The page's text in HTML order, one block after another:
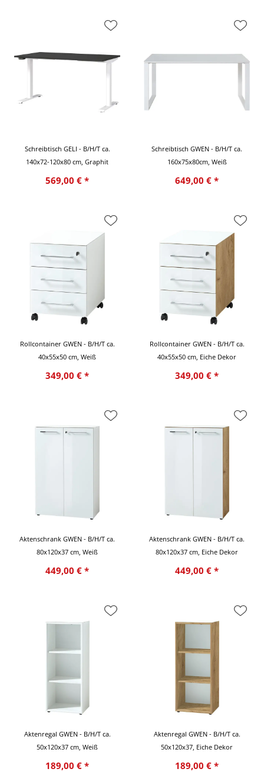
Schreibtisch GELI - B/H/T ca.
140x72-120x80 cm, Graphit
569,00 € *
Schreibtisch GWEN - B/H/T ca.
160x75x80cm, Weiß
649,00 € *
Rollcontainer GWEN - B/H/T ca.
40x55x50 cm, Weiß
349,00 € *
Rollcontainer GWEN - B/H/T ca.
40x55x50 cm, Eiche Dekor
349,00 € *
Aktenschrank GWEN - B/H/T ca.
80x120x37 cm, Weiß
449,00 € *
Aktenschrank GWEN - B/H/T ca.
80x120x37 cm, Eiche Dekor
449,00 € *
Aktenregal GWEN - B/H/T ca.
50x120x37 cm, Weiß
189,00 € *
Aktenregal GWEN - B/H/T ca.
50x120x37, Eiche Dekor
189,00 € *